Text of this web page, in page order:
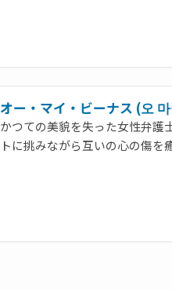
オー・マイ・ビーナス (오
かつての美貌を失った女性弁護
トに挑みながら互いの心の傷を